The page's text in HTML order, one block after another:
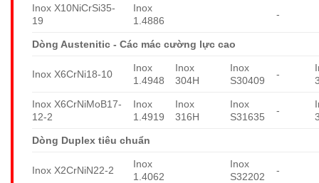
Inox X10NiCrSi35-
19
Inox
1.4886
-
Dòng Austenitic - Các mác cường lực cao
Inox X6CrNi18-10
Inox
1.4948
Inox
304H
Inox
S30409
-
Inox X6CrNiMoB17-
12-2
Inox
1.4919
Inox
316H
Inox
S31635
-
Dòng Duplex tiêu chuẩn
Inox X2CrNiN22-2
Inox
1.4062
Inox
S32202
-